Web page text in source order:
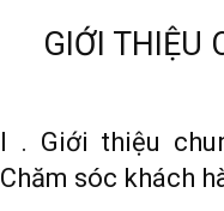
GIỚI THIỆU
I . Giới thiệu
Chăm sóc khách